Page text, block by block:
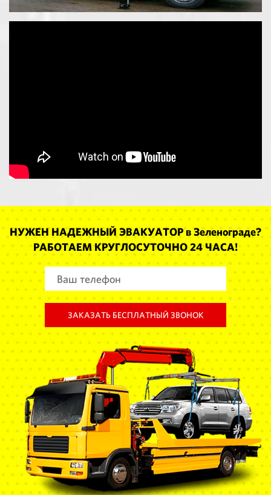
НУЖЕН НАДЕЖНЫЙ ЭВАКУАТОР в Зеленограде?
РАБОТАЕМ КРУГЛОСУТОЧНО 24 ЧАСА!
ЗАКАЗАТЬ БЕСПЛАТНЫЙ ЗВОНОК